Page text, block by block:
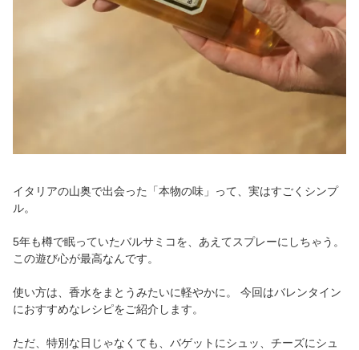
イタリアの山奥で出会った「本物の味」って、実はすごくシンプ
ル。
5年も樽で眠っていたバルサミコを、あえてスプレーにしちゃう。
この遊び心が最高なんです。
使い方は、香水をまとうみたいに軽やかに。 今回はバレンタイン
におすすめなレシピをご紹介します。
ただ、特別な日じゃなくても、バゲットにシュッ、チーズにシュ